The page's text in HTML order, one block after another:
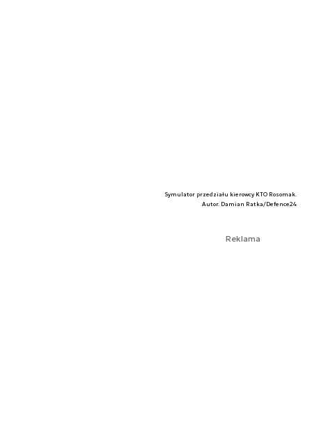
Symulator przedziału kierowcy KTO Rosomak.
Autor. Damian Ratka/Defence24
Reklama